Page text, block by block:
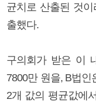
균치로 산출된 것
출했다.
구의회가 받은 이
7800만 원을, B법
2개 값의 평균값에